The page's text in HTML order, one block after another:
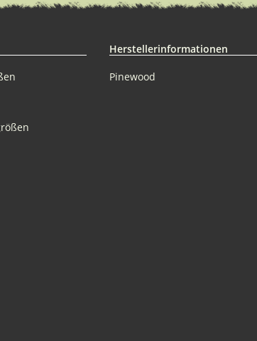
Herstellerinformationen
Pinewood